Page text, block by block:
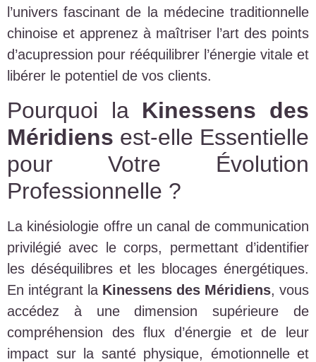
l’univers fascinant de la médecine traditionnelle
chinoise et apprenez à maîtriser l’art des points
d’acupression pour rééquilibrer l’énergie vitale et
libérer le potentiel de vos clients.
Pourquoi la Kinessens des
Méridiens est-elle Essentielle
pour Votre Évolution
Professionnelle ?
La kinésiologie offre un canal de communication
privilégié avec le corps, permettant d’identifier
les déséquilibres et les blocages énergétiques.
En intégrant la Kinessens des Méridiens, vous
accédez à une dimension supérieure de
compréhension des flux d’énergie et de leur
impact sur la santé physique, émotionnelle et